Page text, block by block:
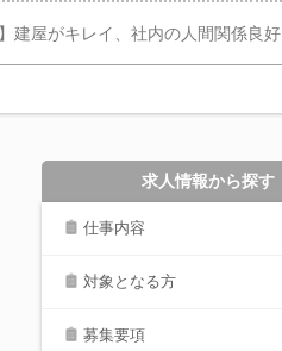
建屋がキレイ、社内の人間関係良好
求人情報から探す
仕事内容
対象となる方
募集要項